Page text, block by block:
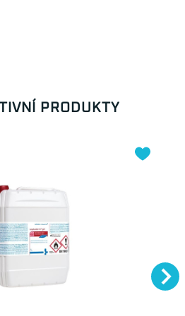
PRODUKTY